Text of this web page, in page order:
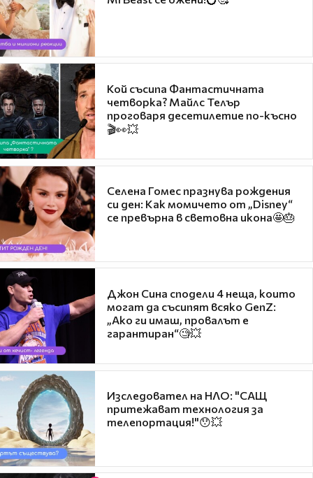
Кой съсипа Фантастичната
четворка? Майлс Телър
проговаря десетилетие по-късно
🎬👀💥
Селена Гомес празнува рождения
си ден: Как момичето от „Disney“
се превърна в световна икона🤩🎂
Джон Сина сподели 4 неща, които
могат да съсипят всяко GenZ:
„Ако ги имаш, провалът е
гарантиран“🧐💥
Изследовател на НЛО: "САЩ
притежават технология за
телепортация!"😯💥